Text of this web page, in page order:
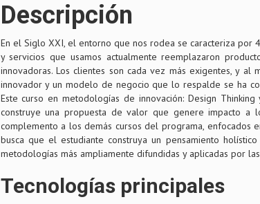
Descripción
En el Siglo XXI, el entorno que nos rodea se caracteriza por
y servicios que usamos actualmente reemplazaron
innovadoras. Los clientes son cada vez más exigentes, y al
innovador y un modelo de negocio que lo respalde se ha
Este curso en metodologías de innovación: Design
construye una propuesta de valor que genere impacto a
complemento a los demás cursos del programa, enfocados
busca que el estudiante construya un pensamiento
metodologías más ampliamente difundidas y aplicadas por
Tecnologías principales